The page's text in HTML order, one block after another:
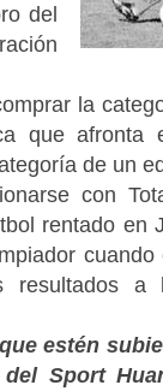
del
la
que afronta
de un
con
rentado en
resultados
estén
Sport